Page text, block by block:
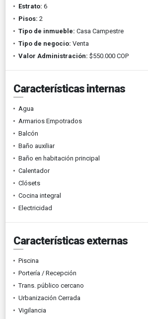
Estrato: 6
Pisos: 2
Tipo de inmueble: Casa Campestre
Tipo de negocio: Venta
Valor Administración: $550.000 COP
Características internas
Agua
Armarios Empotrados
Balcón
Baño auxiliar
Baño en habitación principal
Calentador
Clósets
Cocina integral
Electricidad
Características externas
Piscina
Portería / Recepción
Trans. público cercano
Urbanización Cerrada
Vigilancia